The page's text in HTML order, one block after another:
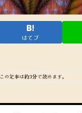
はてブ
この記事は約3分で読めます。